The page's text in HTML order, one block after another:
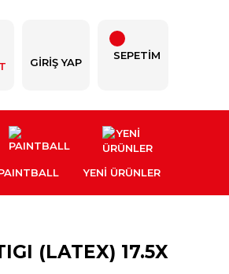
GIRIŞ YAP
SEPETİM
YENI ÜRÜNLER
(LATEX) 17.5X